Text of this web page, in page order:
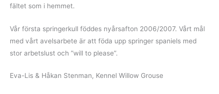
fältet som i hemmet.
Vår första springerkull föddes nyårsafton 2006/2007. Vårt mål
med vårt avelsarbete är att föda upp springer spaniels med
stor arbetslust och ”will to please”.
Eva-Lis & Håkan Stenman, Kennel Willow Grouse